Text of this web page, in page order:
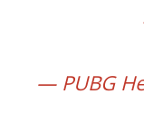
— PUBG